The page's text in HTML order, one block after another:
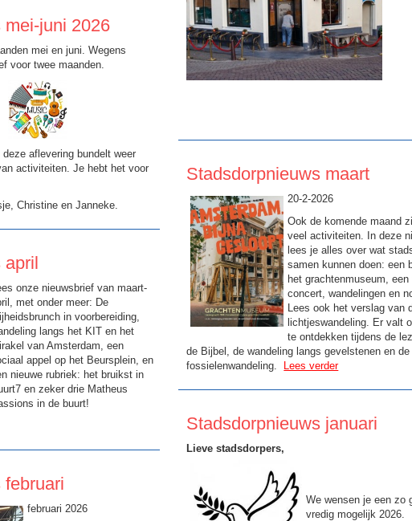
juni 2026
mei en juni. Wegens
voor twee maanden.
aflevering bundelt weer
activiteiten. Je hebt het voor
Christine en Janneke.
april
onze nieuwsbrief van maart-
met onder meer: De
in voorbereiding,
langs het KIT en het
van Amsterdam, een
appel op het Beursplein, en
nieuwe rubriek: het bruikst in
en zeker drie Matheus
in de buurt!
februari
februari 2026
Stadsdorpnieuws maart
20-2-2026
Ook de komende maand
veel activiteiten. In deze
lees je alles over wat
samen kunnen doen: een
het grachtenmuseum,
concert, wandelingen en
Lees ook het verslag van
lichtjeswandeling. Er valt
te ontdekken tijdens de
de Bijbel, de wandeling langs gevelstenen en de
fossielenwandeling. Lees verder
Stadsdorpnieuws januari
Lieve stadsdorpers,
We wensen je een zo
vredig mogelijk 2026.